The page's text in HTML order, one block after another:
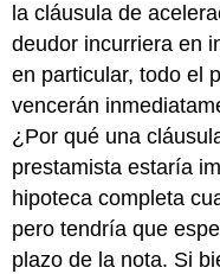
la cláusula de
deudor incurriera en
en particular, todo el
vencerán
¿Por qué una
prestamista estaría
hipoteca completa
pero tendría que
plazo de la nota. Si